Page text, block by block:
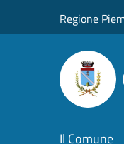
Regione
Il Comune